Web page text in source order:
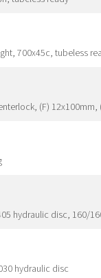
700x45c, tubeless
(F) 12x100mm,
hydraulic disc, 160/
hydraulic disc